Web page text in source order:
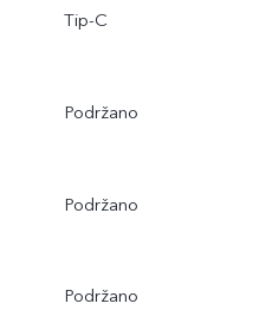
Tip-C
Podržano
Podržano
Podržano